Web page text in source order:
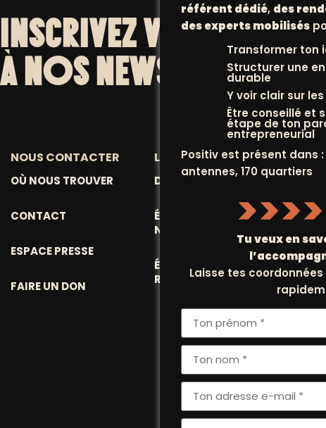
INSCRIVEZ VOUS
À NOS NEWSLETTERS
NOUS CONTACTER
OÙ NOUS TROUVER
CONTACT
ESPACE PRESSE
FAIRE UN DON
L'ACTUALITÉ
DERNIÈRES ACTUS
ÉVÉNEMENTS
NATIONAUX
ÉVÉNEMENTS
RÉGIONNAUX
NOS
NOS
référent dédié, des
des experts mobilisés
Transformer ton
Structurer une
durable
Y voir clair sur
Être conseillé et
étape de ton
entrepreneurial
Positiv est présent dans :
antennes, 170 quartiers
Tu veux en
Laisse tes